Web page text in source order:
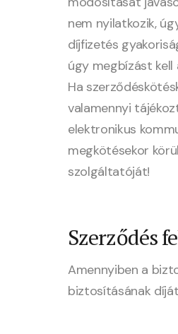
nem nyilatkozik,
díjfizetés
úgy megbízást
Ha
valamennyi
elektronikus
megkötésekor
szolgáltatóját!
Szerződés
Amennyiben a
biztosításának